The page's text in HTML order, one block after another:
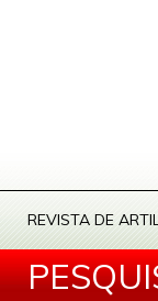
REVISTA DE